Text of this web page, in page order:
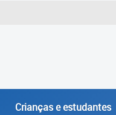
Crianças e estudantes